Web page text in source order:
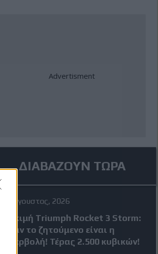
ΔΙΑΒΑΖΟΥΝ ΤΩΡΑ
4 Αύγουστος, 2026
Δοκιμή Triumph Rocket 3 Storm:
Όταν το ζητούμενο είναι η
υπερβολή! Τέρας 2.500 κυβικών!